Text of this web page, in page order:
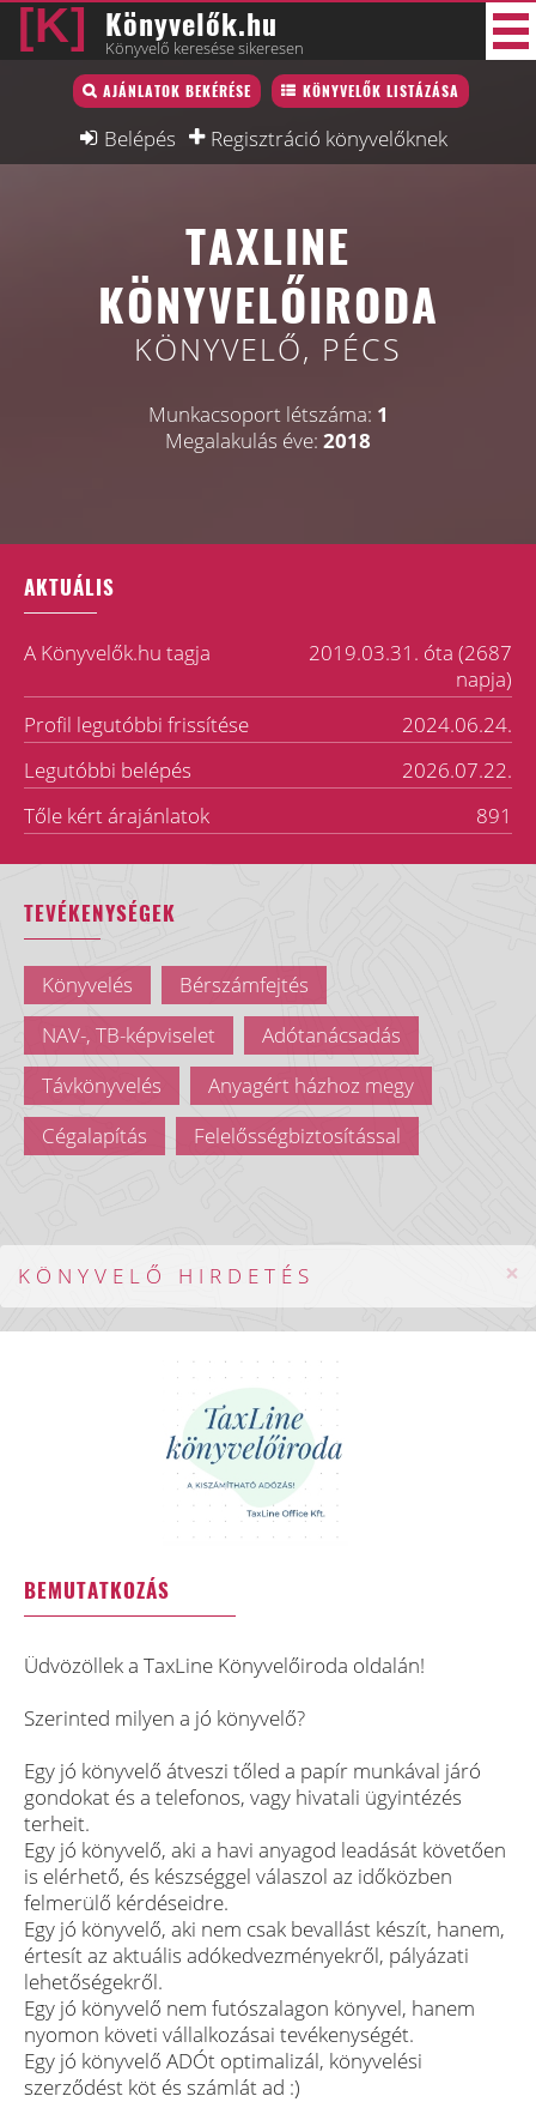
Könyvelők.hu
Könyvelő keresése sikeresen
AJÁNLATOK BEKÉRÉSE KÖNYVELŐK LISTÁZÁSA
Belépés Regisztráció könyvelőknek
Könyvelő lista
Könyvelési munkák
TAXLINE
KÖNYVELŐIRODA
KÖNYVELŐ, PÉCS
Munkacsoport létszáma: 1
Megalakulás éve: 2018
AKTUÁLIS
A Könyvelők.hu tagja
2019.03.31. óta (2687
napja)
Profil legutóbbi frissítése
2024.06.24.
Legutóbbi belépés
2026.07.22.
Tőle kért árajánlatok
891
TEVÉKENYSÉGEK
Könyvelés
Bérszámfejtés
NAV-, TB-képviselet
Adótanácsadás
Távkönyvelés
Anyagért házhoz megy
Cégalapítás
Felelősségbiztosítással
×
KÖNYVELŐ HIRDETÉS
BEMUTATKOZÁS
Üdvözöllek a TaxLine Könyvelőiroda oldalán!
Szerinted milyen a jó könyvelő?
Egy jó könyvelő átveszi tőled a papír munkával járó
gondokat és a telefonos, vagy hivatali ügyintézés
terheit.
Egy jó könyvelő, aki a havi anyagod leadását követően
is elérhető, és készséggel válaszol az időközben
felmerülő kérdéseidre.
Egy jó könyvelő, aki nem csak bevallást készít, hanem,
értesít az aktuális adókedvezményekről, pályázati
lehetőségekről.
Egy jó könyvelő nem futószalagon könyvel, hanem
nyomon követi vállalkozásai tevékenységét.
Egy jó könyvelő ADÓt optimalizál, könyvelési
szerződést köt és számlát ad :)